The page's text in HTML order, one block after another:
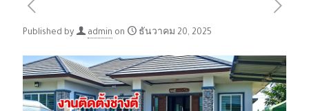
Published by admin on ธันวาคม 20, 2025